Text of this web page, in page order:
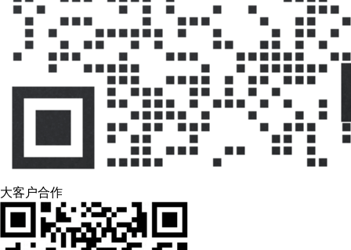
大客户合作